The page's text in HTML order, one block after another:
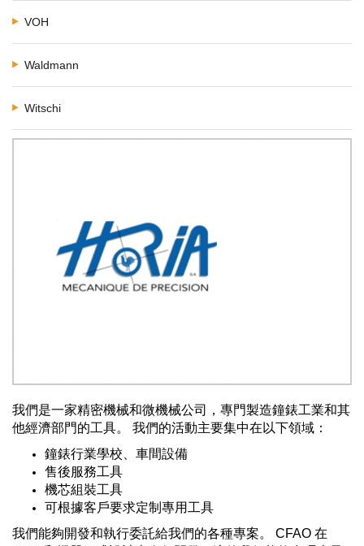
VOH
Waldmann
Witschi
我們是一家精密機械和微機械公司，專門製造鐘錶工業和其
他經濟部門的工具。 我們的活動主要集中在以下領域：
鐘錶行業學校、車間設備
售後服務工具
機芯組裝工具
可根據客戶要求定制專用工具
我們能夠開發和執行委託給我們的各種專案。 CFAO 在